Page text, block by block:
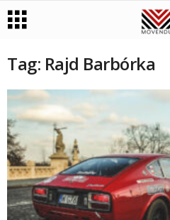
Tag: Rajd Barbórka